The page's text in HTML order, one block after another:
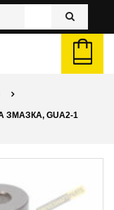
ЗМАЗКА, GUA2-1